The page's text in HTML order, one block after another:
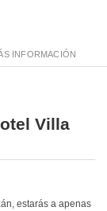
INFORMACIÓN
Villa
estarás a apenas